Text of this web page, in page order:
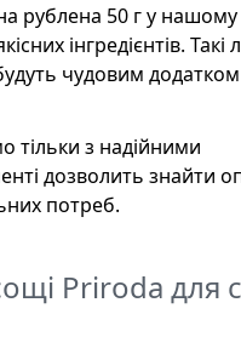
рублена 50 г у нашому
інгредієнтів. Такі
чудовим
тільки з надійними
дозволить знайти
потреб.
Priroda для